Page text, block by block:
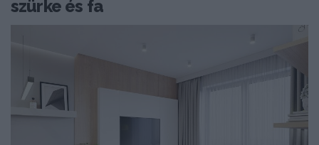
szürke és fa